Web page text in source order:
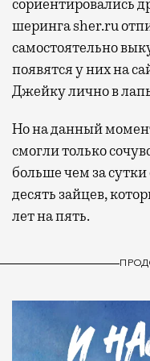
сориентировались
шеринга sher.ru
самостоятельно
появятся у них на
Джейку лично в
Но на данный
смогли только
больше чем за
десять зайцев,
лет на пять.